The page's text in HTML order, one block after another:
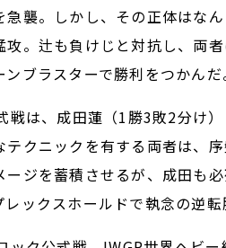
襲。しかし、その正体はな
。辻も負けじと対抗し、両
ブラスターで勝利をつかんだ
は、成田蓮（1勝3敗2分け
クニックを有する両者は、
ジを蓄積させるが、成田も
ックスホールドで執念の逆転